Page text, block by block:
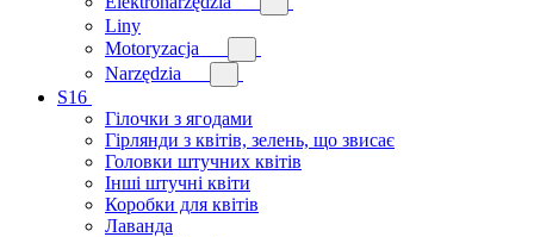
Liny
Motoryzacja
Narzędzia
S16
Гілочки з ягодами
Гірлянди з квітів, зелень, що звисає
Головки штучних квітів
Інші штучні квіти
Коробки для квітів
Лаванда